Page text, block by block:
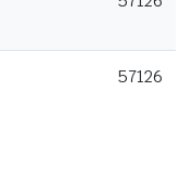
57126